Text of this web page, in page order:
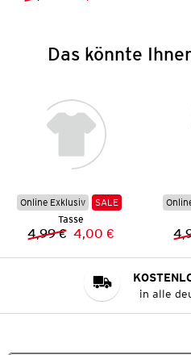
Das könnte
Online Exklusiv
SALE
Tasse
Vorheriger Preis:
4,99 € Neuer Preis:
4,00 €
in alle